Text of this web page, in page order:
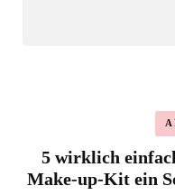
5 wirklich
Make-up-Kit ein